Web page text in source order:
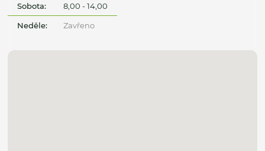
Sobota: 8,00 - 14,00
Neděle: Zavřeno